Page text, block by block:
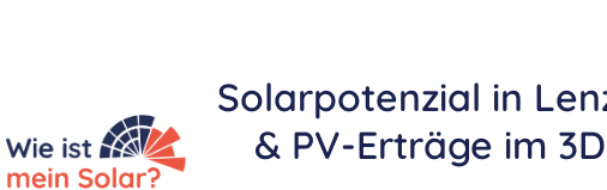
Solarpotenzial in
& PV-Erträge im